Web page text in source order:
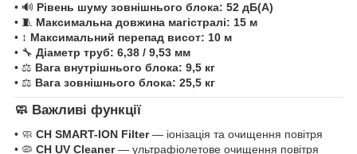
• 🔊 Рівень шуму зовнішнього блока: 52 дБ(А)
• 🧵 Максимальна довжина магістралі: 15 м
• ↕️ Максимальний перепад висот: 10 м
• 🔧 Діаметр труб: 6,38 / 9,53 мм
• ⚖️ Вага внутрішнього блока: 9,5 кг
• ⚖️ Вага зовнішнього блока: 25,5 кг
🧼 Важливі функції
• 🧼 CH SMART-ION Filter— іонізація та очищення повітря
• 🦠 CH UV Cleaner— ультрафіолетове очищення повітря